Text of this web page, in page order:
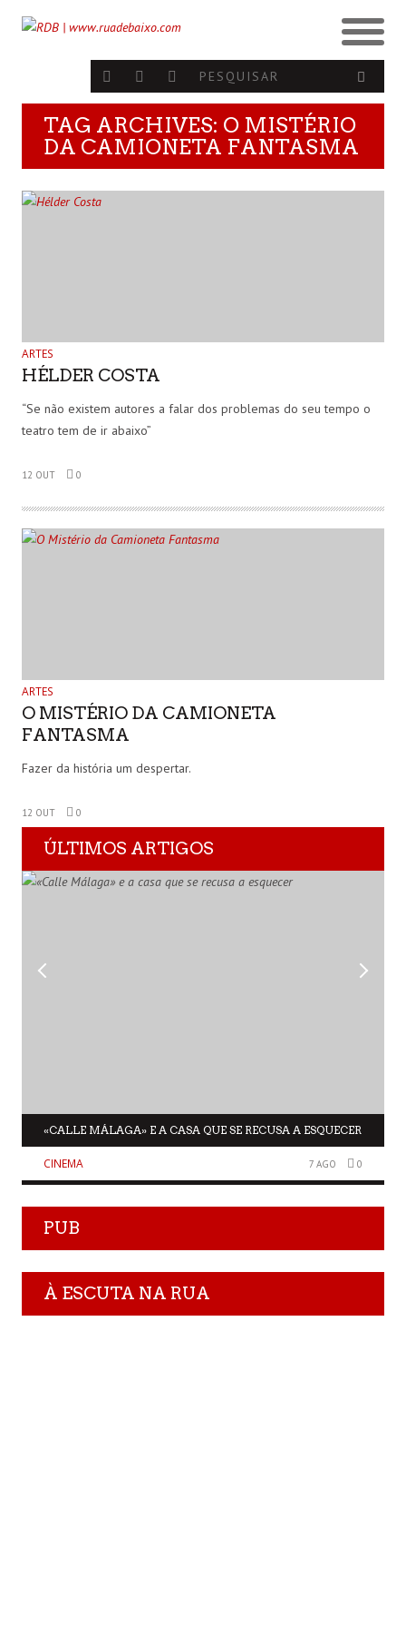
TAG ARCHIVES: O MISTÉRIO
DA CAMIONETA FANTASMA
ARTES
HÉLDER COSTA
“Se não existem autores a falar dos problemas do seu tempo o
teatro tem de ir abaixo”
12 OUT 0
ARTES
O MISTÉRIO DA CAMIONETA
FANTASMA
Fazer da história um despertar.
12 OUT 0
ÚLTIMOS ARTIGOS
«CALLE MÁLAGA» E A CASA QUE SE RECUSA A ESQUECER
CINEMA 7 AGO 0
PUB
À ESCUTA NA RUA